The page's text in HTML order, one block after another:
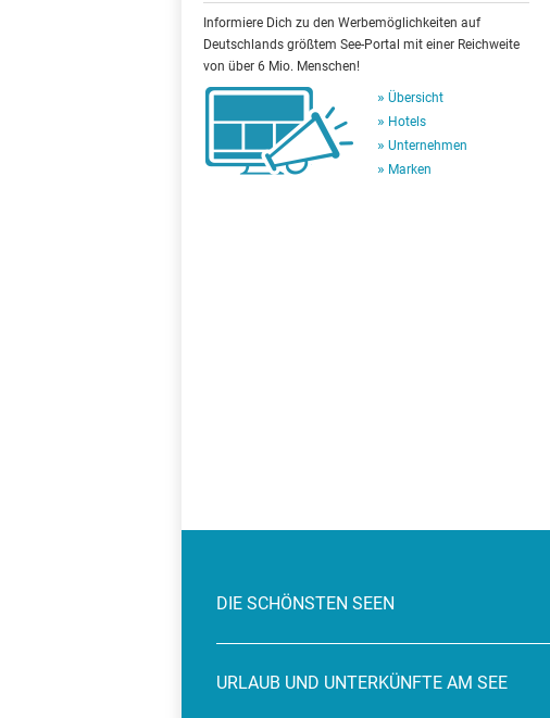
Informiere Dich zu den Werbemöglichkeiten auf
Deutschlands größtem See-Portal mit einer Reichweite
von über 6 Mio. Menschen!
Übersicht
Hotels
Unternehmen
Marken
DIE SCHÖNSTEN SEEN
URLAUB UND UNTERKÜNFTE AM SEE